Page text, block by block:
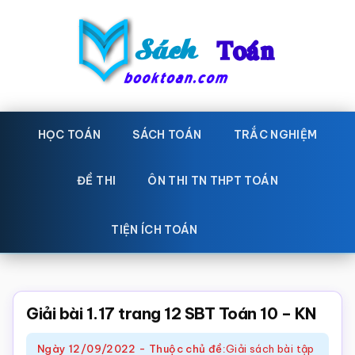
Sách
Toán
toán
Học
toán,
giáo
Toán,
HỌC TOÁN SÁCH TOÁN TRẮC NGHIỆM
ĐỀ THI ÔN THI TN THPT TOÁN
TIỆN ÍCH TOÁN
Giải bài 1.17 trang 12 SBT Toán 10 – KN
Ngày 12/09/2022 - Thuộc chủ đề:Giải sách bài tập